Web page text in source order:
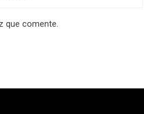
que comente.